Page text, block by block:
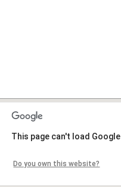
This page can't load
Do you own this website?